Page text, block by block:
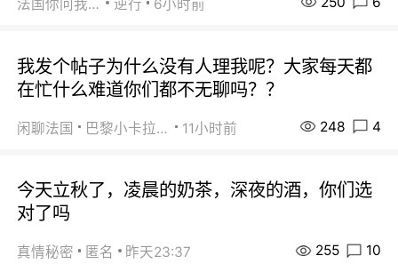
法国你问我答 逆行 6小时前
我发个帖子为什么没有人理我呢？大家每天都
在忙什么难道你们都不无聊吗？？
闲聊法国 巴黎小卡拉咪 11小时前 248 4
今天立秋了，凌晨的奶茶，深夜的酒，你们选
对了吗
真情秘密 匿名 昨天23:37 255 10